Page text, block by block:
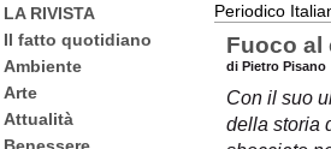
LA RIVISTA
Il fatto quotidiano
Ambiente
Arte
Attualità
Periodico
Fuoco al
di Pietro Pisano
Con il suo
della storia